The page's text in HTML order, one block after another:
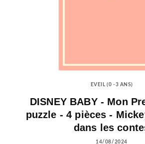
EVEIL (0 -3 ANS)
DISNEY BABY - Mon
puzzle - 4 pièces -
dans les
14/08/2024